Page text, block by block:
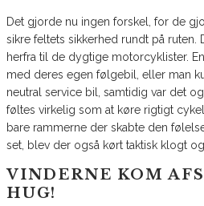
Det gjorde nu ingen forskel, for de
sikre feltets sikkerhed rundt på ruten.
herfra til de dygtige motorcyklister.
med deres egen følgebil, eller man
neutral service bil, samtidig var det
føltes virkelig som at køre rigtigt
bare rammerne der skabte den
set, blev der også kørt taktisk klogt
VINDERNE KOM
HUG!